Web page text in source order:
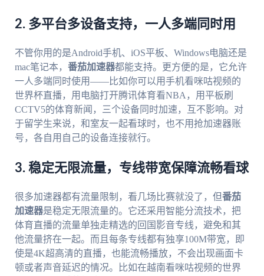
2. 多平台多设备支持，一人多端同时用
不管你用的是Android手机、iOS平板、Windows电脑还是
mac笔记本， 番茄加速器都能支持。更方便的是，它允许
一人多端同时使用——比如你可以用手机看咪咕视频的
世界杯直播，用电脑打开腾讯体育看NBA，用平板刷
CCTV5的体育新闻，三个设备同时加速，互不影响。对
于留学生来说，和室友一起看球时，也不用抢加速器账
号，各自用自己的设备连接就行。
3. 稳定无限流量，专线带宽保障流畅看球
很多加速器都有流量限制，看几场比赛就没了，但番茄
加速器是稳定无限流量的。它还采用智能分流技术，把
体育直播的流量单独走精选的回国影音专线，避免和其
他流量挤在一起。而且每条专线都有独享100M带宽，即
使是4K超高清的直播，也能流畅播放，不会出现画面卡
顿或者声音延迟的情况。比如在越南看咪咕视频的世界